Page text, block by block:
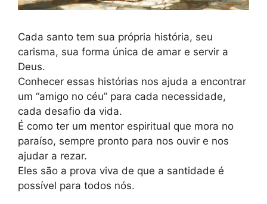
Cada santo tem sua própria história, seu
carisma, sua forma única de amar e servir a
Deus.
Conhecer essas histórias nos ajuda a encontrar
um “amigo no céu” para cada necessidade,
cada desafio da vida.
É como ter um mentor espiritual que mora no
paraíso, sempre pronto para nos ouvir e nos
ajudar a rezar.
Eles são a prova viva de que a santidade é
possível para todos nós.